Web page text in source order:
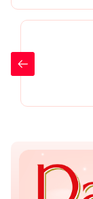
Цветы
Цветы дочери
Цветы сестре
Показать еще